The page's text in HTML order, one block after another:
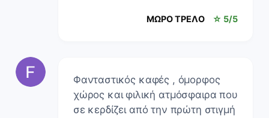
ΜΩΡΟ ΤΡΕΛΟ ☆ 5/5
Φανταστικός καφές , όμορφος
χώρος και φιλική ατμόσφαιρα που
σε κερδίζει από την πρώτη στιγμή